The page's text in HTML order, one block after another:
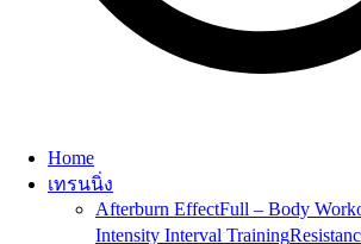
Home
เทรนนิ่ง
Afterburn EffectFull – Body
Intensity Interval Training